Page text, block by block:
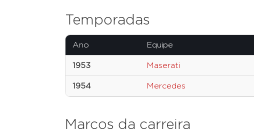
Temporadas
Ano Equipe
1953 Maserati
1954 Mercedes
Marcos da carreira